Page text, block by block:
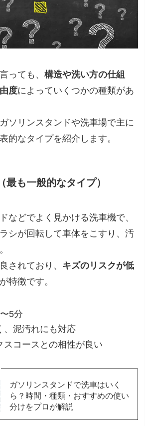
っても、構造や洗い方の仕組
度によっていくつかの種類があ
ソリンスタンドや洗車場で主に
的なタイプを紹介します。
最も一般的なタイプ）
などでよく見かける洗車機で、
シが回転して車体をこすり、汚
されており、 キズのリスクが低
特徴です。
5分
、泥汚れにも対応
スコースとの相性が良い
ガソリンスタンドで洗車はいく
ら？時間・種類・おすすめの使い
分けをプロが解説